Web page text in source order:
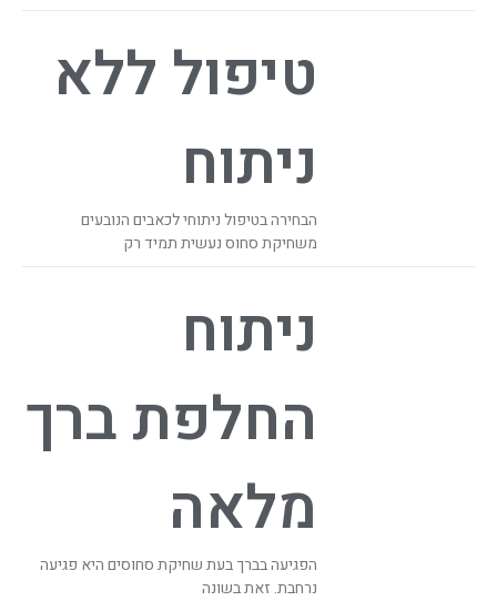
טיפול ללא
ניתוח
הבחירה בטיפול ניתוחי לכאבים הנובעים
משחיקת סחוס נעשית תמיד רק
ניתוח
החלפת ברך
מלאה
הפגיעה בברך בעת שחיקת סחוסים היא פגיעה
נרחבת. זאת בשונה